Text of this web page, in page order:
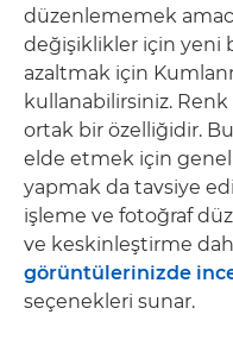
düzenlememek
değişiklikler için yeni
azaltmak için
kullanabilirsiniz.
ortak bir özelliğidir.
elde etmek için
yapmak da tavsiye
işleme ve fotoğraf
ve keskinleştirme
görüntülerinizde
seçenekleri sunar.